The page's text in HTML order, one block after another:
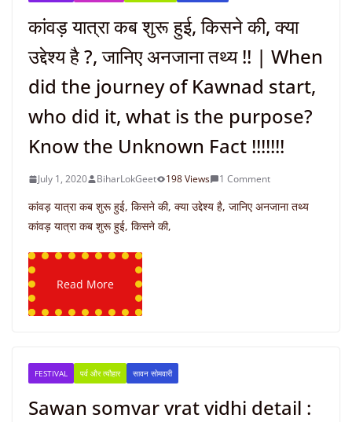
कांवड़ यात्रा कब शुरू हुई, किसने की, क्या
उद्देश्य है ?, जानिए अनजाना तथ्य !! | When
did the journey of Kawnad start,
who did it, what is the purpose?
Know the Unknown Fact !!!!!!!
July 1, 2020 BiharLokGeet 198 Views 1 Comment
कांवड़ यात्रा कब शुरू हुई, किसने की, क्या उद्देश्य है, जानिए अनजाना तथ्य
कांवड़ यात्रा कब शुरू हुई, किसने की,
Read More
FESTIVAL पर्व और त्यौहार सावन सोमवारी
Sawan somvar vrat vidhi detail :